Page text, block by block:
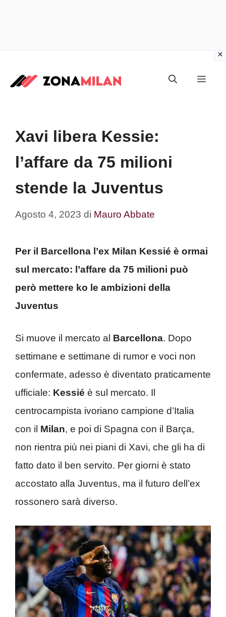
Xavi libera Kessie:
l’affare da 75 milioni
stende la Juventus
Agosto 4, 2023 di Mauro Abbate
Per il Barcellona l’ex Milan Kessié è ormai
sul mercato: l’affare da 75 milioni può
però mettere ko le ambizioni della
Juventus
Si muove il mercato al Barcellona. Dopo
settimane e settimane di rumor e voci non
confermate, adesso è diventato praticamente
ufficiale: Kessié è sul mercato. Il
centrocampista ivoriano campione d’Italia
con il Milan, e poi di Spagna con il Barça,
non rientra più nei piani di Xavi, che gli ha di
fatto dato il ben servito. Per giorni è stato
accostato alla Juventus, ma il futuro dell’ex
rossonero sarà diverso.